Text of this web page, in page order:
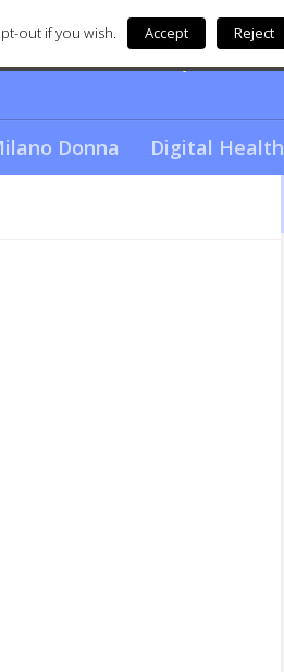
che rende unica questa
Donna Digital Health
out if you wish. Accept Reject